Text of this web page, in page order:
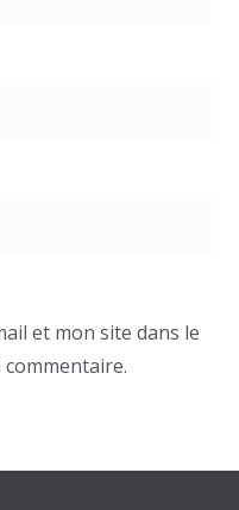
et mon site dans le